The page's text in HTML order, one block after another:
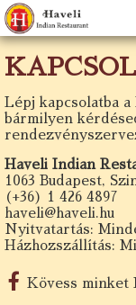
Lépj kapcsolatba
bármilyen
Haveli Indian
1063 Budapest,
(+36) 1 426 4897
haveli@haveli.hu
Nyitvatartás:
Házhozszállítás:
Kövess minket